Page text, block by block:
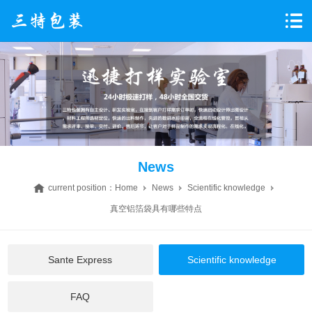
News
current position： Home News Scientific knowledge
真空铝箔袋具有哪些特点
Sante Express Scientific knowledge
FAQ